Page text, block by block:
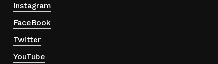
Instagram
FaceBook
Twitter
YouTube